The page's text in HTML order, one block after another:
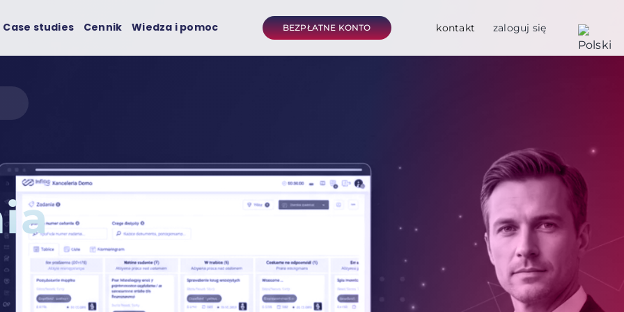
Case studies Cennik Wiedza i pomoc BEZPŁATNE KONTO kontakt zaloguj się